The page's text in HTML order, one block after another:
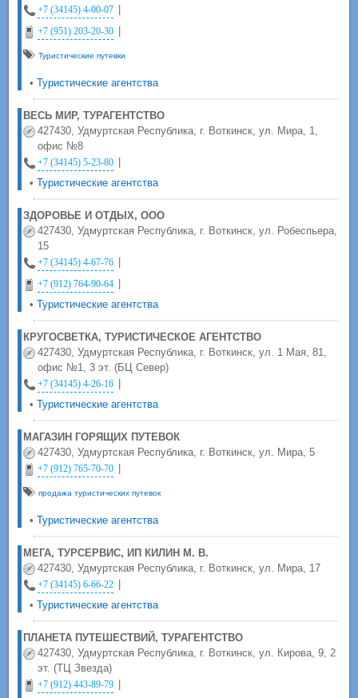
+7 (34145) 4-00-07 |
+7 (951) 203-20-30 |
Туристические путевки
• Туристические агентства
ВЕСЬ МИР, ТУРАГЕНТСТВО
427430, Удмуртская Республика, г. Воткинск, ул. Мира, 1,
офис №8
+7 (34145) 5-23-80
• Туристические агентства
ЗДОРОВЬЕ И ОТДЫХ, ООО
427430, Удмуртская Республика, г. Воткинск, ул. Робеспьера,
15
+7 (34145) 4-67-76
+7 (912) 764-90-64
• Туристические агентства
КРУГОСВЕТКА, ТУРИСТИЧЕСКОЕ АГЕНТСТВО
427430, Удмуртская Республика, г. Воткинск, ул. 1 Мая, 81,
офис №1, 3 эт. (БЦ Север)
+7 (34145) 4-26-16
• Туристические агентства
МАГАЗИН ГОРЯЩИХ ПУТЕВОК
427430, Удмуртская Республика, г. Воткинск, ул. Мира, 5
+7 (912) 765-70-70
продажа туристических путевок
• Туристические агентства
МЕГА, ТУРСЕРВИС, ИП КИЛИН М. В.
427430, Удмуртская Республика, г. Воткинск, ул. Мира, 17
+7 (34145) 6-66-22
• Туристические агентства
ПЛАНЕТА ПУТЕШЕСТВИЙ, ТУРАГЕНТСТВО
427430, Удмуртская Республика, г. Воткинск, ул. Кирова, 9, 2
эт. (ТЦ Звезда)
+7 (912) 443-89-79